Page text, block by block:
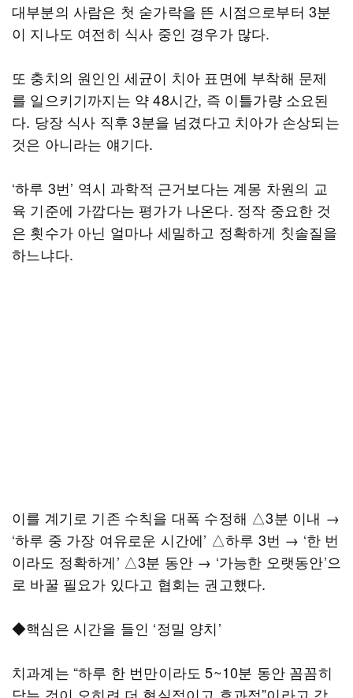
대부분의 사람은 첫 숟가락을 뜬 시점으로부터 3분
이 지나도 여전히 식사 중인 경우가 많다.
또 충치의 원인인 세균이 치아 표면에 부착해 문제
를 일으키기까지는 약 48시간, 즉 이틀가량 소요된
다. 당장 식사 직후 3분을 넘겼다고 치아가 손상되는
것은 아니라는 얘기다.
‘하루 3번’ 역시 과학적 근거보다는 계몽 차원의 교
육 기준에 가깝다는 평가가 나온다. 정작 중요한 것
은 횟수가 아닌 얼마나 세밀하고 정확하게 칫솔질을
하느냐다.
이를 계기로 기존 수칙을 대폭 수정해 △3분 이내 →
‘하루 중 가장 여유로운 시간에’ △하루 3번 → ‘한 번
이라도 정확하게’ △3분 동안 → ‘가능한 오랫동안’으
로 바꿀 필요가 있다고 협회는 권고했다.
◆핵심은 시간을 들인 ‘정밀 양치’
치과계는 “하루 한 번만이라도 5~10분 동안 꼼꼼히